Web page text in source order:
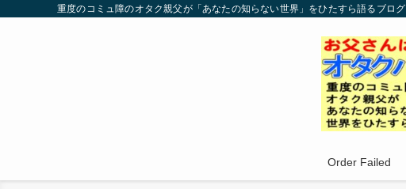
重度のコミュ障のオタク親父が「あなたの知らない世界」をひたすら語るブログ
Order Failed